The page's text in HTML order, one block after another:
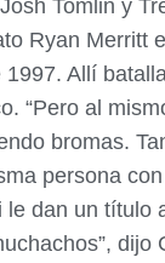
Tomlin y
Ryan Merritt
Allí
“Pero al
bromas.
persona
dan un título